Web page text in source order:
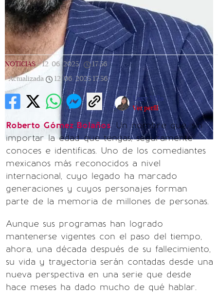
NOTICIAS | 12/06/2025 | 17:56
Actualizada
12/06/2025 17:56
Lexy Villa
Ver perfil
Roberto Gómez Bolaños. Un nombre que, sin
importar la edad que tengas, seguramente
conoces e identificas. Uno de los comediantes
mexicanos más reconocidos a nivel
internacional, cuyo legado ha marcado
generaciones y cuyos personajes forman
parte de la memoria de millones de personas.
Aunque sus programas han logrado
mantenerse vigentes con el paso del tiempo,
ahora, una década después de su fallecimiento,
su vida y trayectoria serán contadas desde una
nueva perspectiva en una serie que desde
hace meses ha dado mucho de qué hablar.